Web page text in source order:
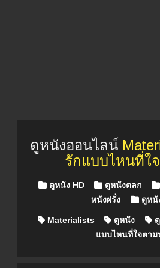
ดูหนังออนไลน์
รักแบบไหนที่ใ
Posted in
ดูหนัง HD ดูหนังตลก
หนังฝรั่ง
ดูหนั
Materialists ดูหนัง
แบบไหนที่ใจตาม